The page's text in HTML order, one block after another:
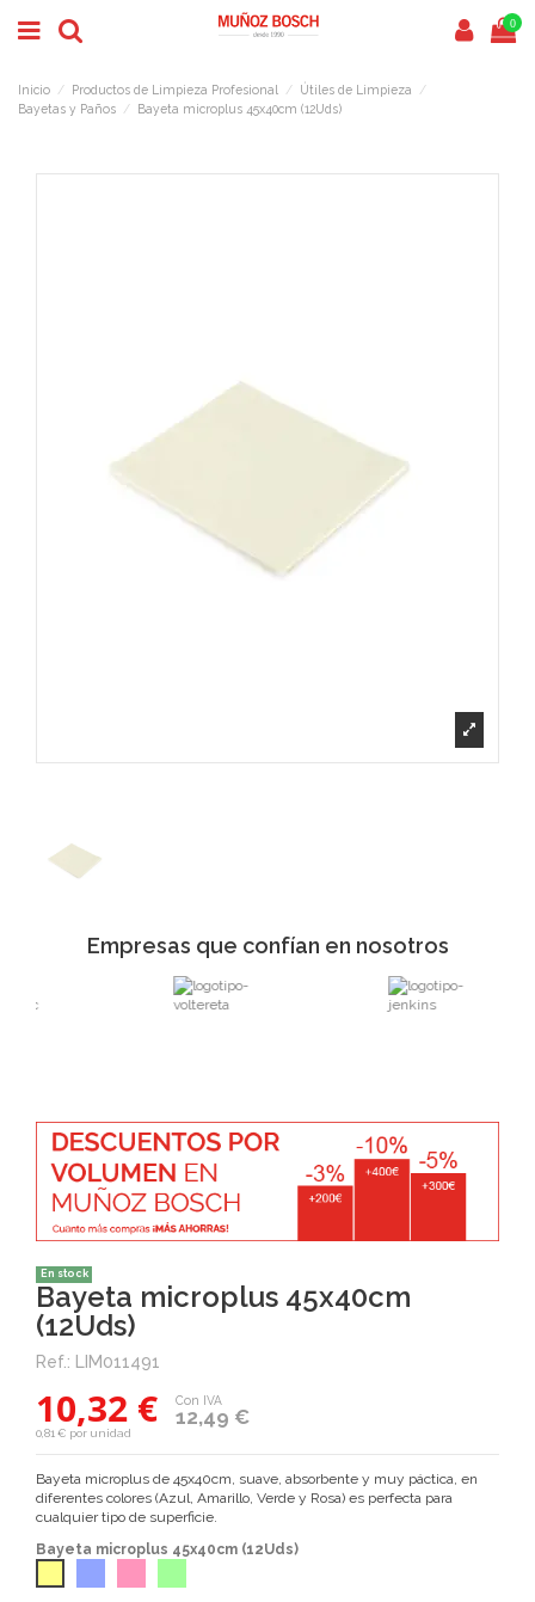
0
Inicio Productos de Limpieza Profesional
Útiles de Limpieza
Bayetas y Paños
Bayeta microplus 45x40cm (12Uds)
Empresas que confían en nosotros
En stock
Bayeta microplus 45x40cm
(12Uds)
Ref.: LIM011491
10,32 € 12,49 €
Con IVA
0,81 € por unidad
Bayeta microplus de 45x40cm, suave, absorbente y muy páctica, en
diferentes colores (Azul, Amarillo, Verde y Rosa) es perfecta para
cualquier tipo de superficie.
Bayeta microplus 45x40cm (12Uds)